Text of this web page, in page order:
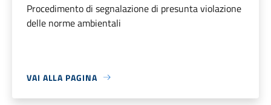
Procedimento di segnalazione di presunta violazione
delle norme ambientali
VAI ALLA PAGINA